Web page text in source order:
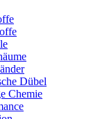
Dübel
Chemie